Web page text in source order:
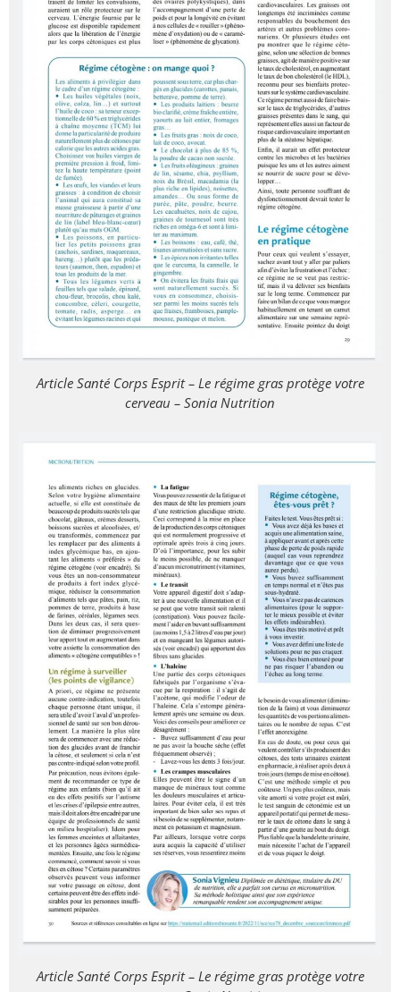
Article Santé Corps Esprit – Le régime gras protège votre
cerveau – Sonia Nutrition
Article Santé Corps Esprit – Le régime gras protège votre